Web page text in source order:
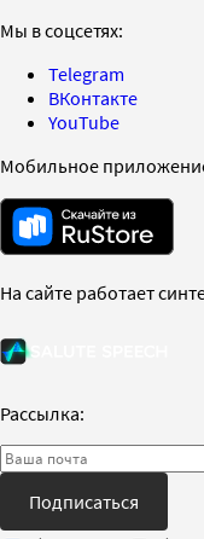
Мы в соцсетях:
Telegram
ВКонтакте
YouTube
Мобильное
На сайте работает
Рассылка:
Подписаться